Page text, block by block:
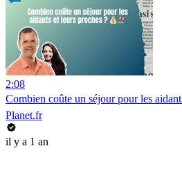
2:08
Combien coûte un séjour pour les
Planet.fr
il y a 1 an